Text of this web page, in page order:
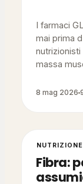
I farmaci
mai prima
massa
8 mag 2026
NUTRIZIONE
Fibra: